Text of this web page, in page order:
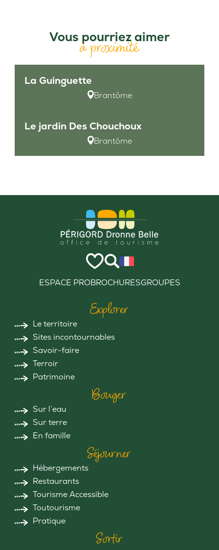
Vous pourriez aimer
à proximité
La Guinguette
Brantôme
Le jardin Des Chouchoux
Brantôme
ESPACE PROBROCHURESGROUPES
Explorer
Le territoire
Sites incontournables
Savoir-faire
Terroir
Patrimoine
Bouger
Sur l’eau
Sur terre
En famille
Séjourner
Hébergements
Restaurants
Tourisme Accessible
Toutourisme
Pratique
Sortir